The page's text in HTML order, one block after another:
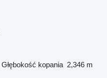
Głębokość kopania 2,346 m